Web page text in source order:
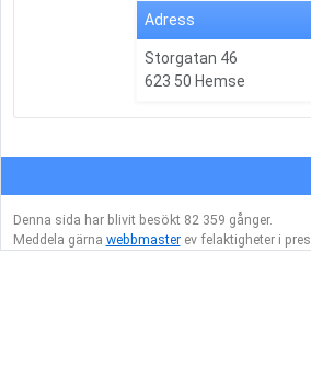
Adress
Storgatan 46
623 50 Hemse
Denna sida har blivit besökt 82 359 gånger.
Meddela gärna webbmasterev felaktigheter i